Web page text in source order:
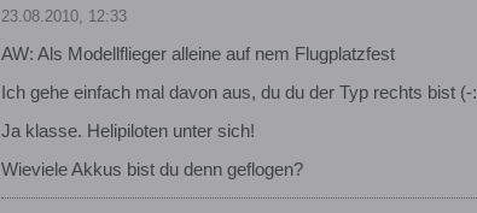
23.08.2010, 12:33
AW: Als Modellflieger alleine auf nem Flugplatzfest
Ich gehe einfach mal davon aus, du du der Typ rechts bist (-:
Ja klasse. Helipiloten unter sich!
Wieviele Akkus bist du denn geflogen?